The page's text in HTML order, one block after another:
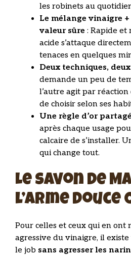
les robinets au
Le mélange vinaigre +
valeur sûre : Rapide et
acide s’attaque
tenaces en quelques
Deux techniques,
demande un peu de
l’autre agit par
de choisir selon ses
Une règle d’or
après chaque usage
calcaire de s’installer.
qui change tout.
Le savon de
l’arme
Pour celles et ceux qui en ont
agressive du vinaigre, il
le job sans agresser les